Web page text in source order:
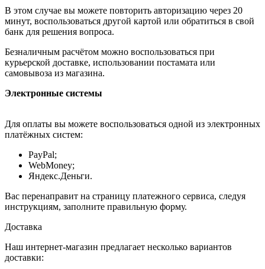
В этом случае вы можете повторить авторизацию через 20
минут, воспользоваться другой картой или обратиться в свой
банк для решения вопроса.
Безналичным расчётом можно воспользоваться при
курьерской доставке, использовании постамата или
самовывоза из магазина.
Электронные системы
Для оплаты вы можете воспользоваться одной из электронных
платёжных систем:
PayPal;
WebMoney;
Яндекс.Деньги.
Вас перенаправит на страницу платежного сервиса, следуя
инструкциям, заполните правильную форму.
Доставка
Наш интернет-магазин предлагает несколько вариантов
доставки: